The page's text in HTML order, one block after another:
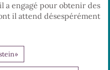
a engagé pour obtenir des
il attend désespérément